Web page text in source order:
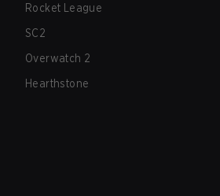
Rocket League
SC2
Overwatch 2
Hearthstone